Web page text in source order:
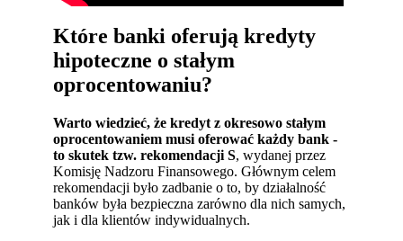
Które banki oferują kredyty
hipoteczne o stałym
oprocentowaniu?
Warto wiedzieć, że kredyt z okresowo stałym
oprocentowaniem musi oferować każdy bank -
to skutek tzw. rekomendacji S, wydanej przez
Komisję Nadzoru Finansowego. Głównym celem
rekomendacji było zadbanie o to, by działalność
banków była bezpieczna zarówno dla nich samych,
jak i dla klientów indywidualnych.